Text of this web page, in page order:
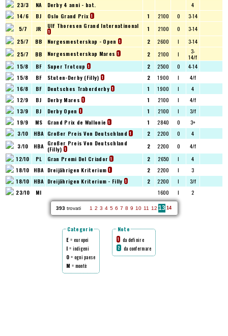
23/3
NA Derby 4 anni - bat.
4
14/6
BJ Oslo Grand Prix1 1 2100 O
3-14
5/7
JR Ulf Thoresen Grand Internatinonal
1 1 2100 O
3-14
25/7
BB Norgesmesterskap - Open 1 2 2600 I
3-14
25/7
BB Norgesmesterskap Mares1 2 2100 I 3-
14/f
15/8
BF Super Trotcup 1 2 2500 O
4-14
15/8
BF Stuten-Derby (Filly) 1 2 1900 I
4/f
16/8
BF Deutsches Traberderby1 1 1900 I
4
12/9
BJ Derby Mares1 1 2100 I
4/f
13/9
BJ Derby Open 1 1 2100 I
3/f
19/9
MS Grand Prix de Wallonie1 1 2840 O
3+
3/10
HBA Großer Preis Von Deutschland1 2 2200 O
4
3/10
HBA Großer Preis Von Deutschland
(Filly) 1 2 2200 O
4/f
12/10
PL Gran Premi Del Criador1 2 2650 I
4
18/10
HBA Dreijährigen Kriterium1 2 2200 I
3
18/10
HBA Dreijährigen Kriterium - Filly 1 2 2200 I
3/f
23/10
MI 1600 I 2
393trovati 1 2 3 4 5 6 7 8 9 10 11 12 13 14
Categorie
E = europei
I = indigeni
O = ogni paese
M = montè
Note
1 da definire
2 da confermare